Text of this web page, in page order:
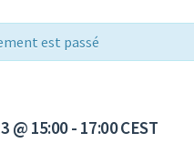
est passé
@ 15:00- 17:00CEST